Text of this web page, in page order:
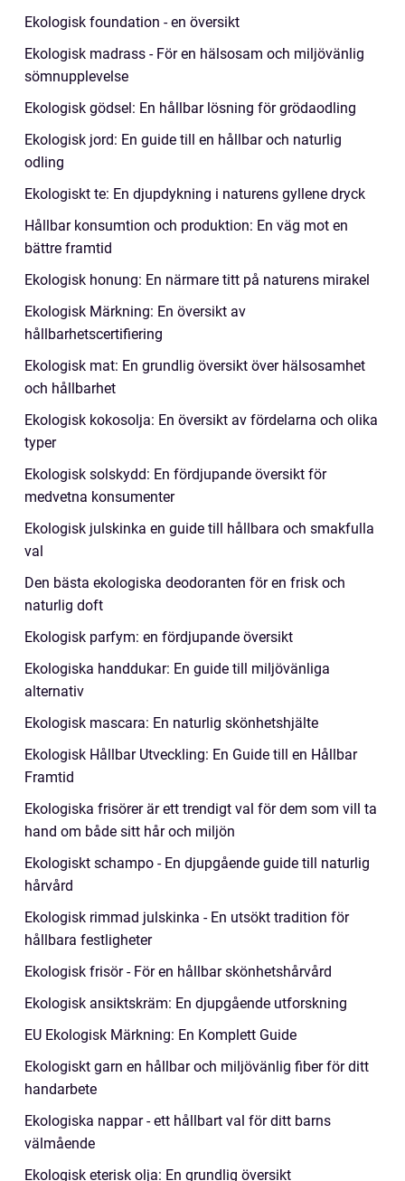
Ekologisk foundation - en översikt
Ekologisk madrass - För en hälsosam och miljövänlig
sömnupplevelse
Ekologisk gödsel: En hållbar lösning för grödaodling
Ekologisk jord: En guide till en hållbar och naturlig
odling
Ekologiskt te: En djupdykning i naturens gyllene dryck
Hållbar konsumtion och produktion: En väg mot en
bättre framtid
Ekologisk honung: En närmare titt på naturens mirakel
Ekologisk Märkning: En översikt av
hållbarhetscertifiering
Ekologisk mat: En grundlig översikt över hälsosamhet
och hållbarhet
Ekologisk kokosolja: En översikt av fördelarna och olika
typer
Ekologisk solskydd: En fördjupande översikt för
medvetna konsumenter
Ekologisk julskinka en guide till hållbara och smakfulla
val
Den bästa ekologiska deodoranten för en frisk och
naturlig doft
Ekologisk parfym: en fördjupande översikt
Ekologiska handdukar: En guide till miljövänliga
alternativ
Ekologisk mascara: En naturlig skönhetshjälte
Ekologisk Hållbar Utveckling: En Guide till en Hållbar
Framtid
Ekologiska frisörer är ett trendigt val för dem som vill ta
hand om både sitt hår och miljön
Ekologiskt schampo - En djupgående guide till naturlig
hårvård
Ekologisk rimmad julskinka - En utsökt tradition för
hållbara festligheter
Ekologisk frisör - För en hållbar skönhetshårvård
Ekologisk ansiktskräm: En djupgående utforskning
EU Ekologisk Märkning: En Komplett Guide
Ekologiskt garn en hållbar och miljövänlig fiber för ditt
handarbete
Ekologiska nappar - ett hållbart val för ditt barns
välmående
Ekologisk eterisk olja: En grundlig översikt